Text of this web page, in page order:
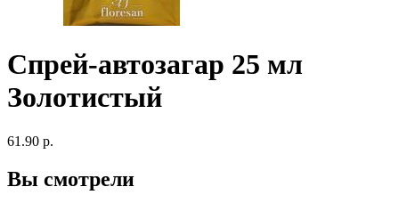
Спрей-автозагар 25 мл
Золотистый
61.90 р.
Вы смотрели